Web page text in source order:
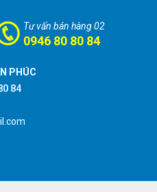
Tư vấn bán hàng 02
0946 80 80 84
PHÚC
84